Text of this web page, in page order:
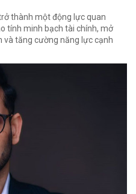
thành một động lực quan
tính minh bạch tài chính, mở
và tăng cường năng lực cạnh